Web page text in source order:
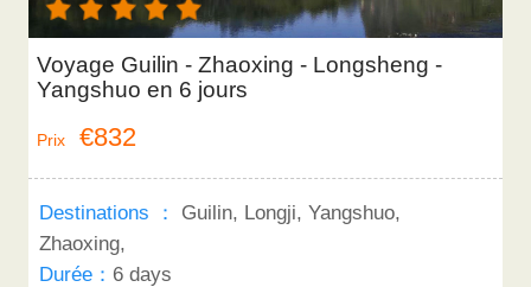
Voyage Guilin - Zhaoxing - Longsheng -
Yangshuo en 6 jours
Prix €832
Destinations ：
Guilin, Longji, Yangshuo,
Zhaoxing,
Durée： 6 days